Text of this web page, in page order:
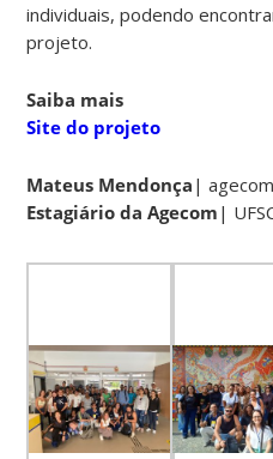
individuais, podendo
projeto.
Saiba mais
Site do projeto
Mateus Mendonça |
Estagiário da Agecom |